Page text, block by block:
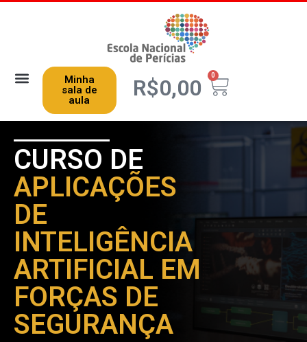
Minha
sala de
aula
R$0,00 0
CURSO DE
APLICAÇÕES
DE
INTELIGÊNCIA
ARTIFICIAL EM
FORÇAS DE
SEGURANÇA